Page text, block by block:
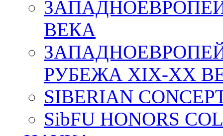
ВЕКА
РУБЕЖА XIX-XX
SIBERIAN
SibFU HONORS